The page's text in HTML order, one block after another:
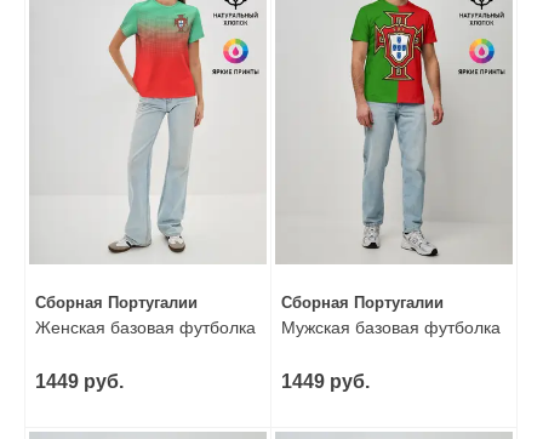
Сборная Португалии
Женская базовая футболка
1449 руб.
Сборная Португалии
Мужская базовая футболка
1449 руб.